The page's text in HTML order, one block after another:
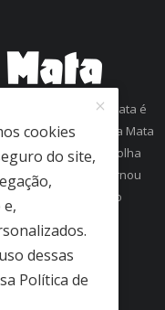
o jornal Folha da Mata é
região da Zona da Mata
Folha de Viçosa, o Folha
dos leitores e se tornou
circulação regular no
cookies
do site,
dessas
Política de